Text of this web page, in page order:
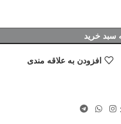
سبد خرید
افزودن به علاقه مندی